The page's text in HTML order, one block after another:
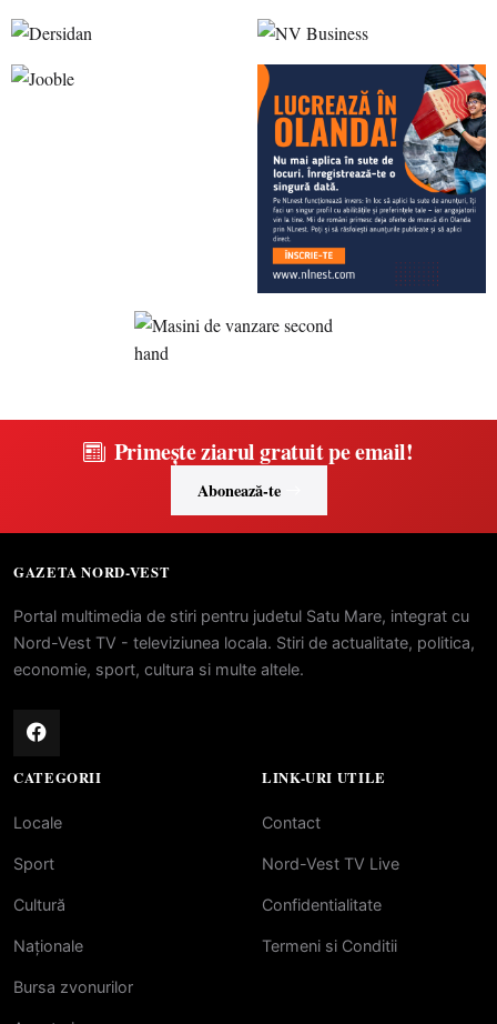
Primește ziarul gratuit pe email!
Abonează-te
GAZETA NORD-VEST
Portal multimedia de stiri pentru judetul Satu Mare, integrat cu
Nord-Vest TV - televiziunea locala. Stiri de actualitate, politica,
economie, sport, cultura si multe altele.
CATEGORII
Locale
Sport
Cultură
Naționale
Bursa zvonurilor
LINK-URI UTILE
Contact
Nord-Vest TV Live
Confidentialitate
Termeni si Conditii